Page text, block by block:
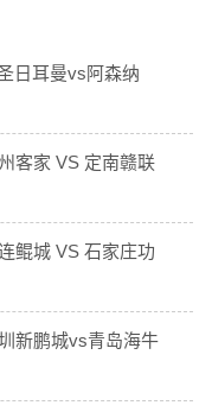
日耳曼vs阿森纳
客家 VS 定南赣联
鲲城 VS 石家庄功
新鹏城vs青岛海牛